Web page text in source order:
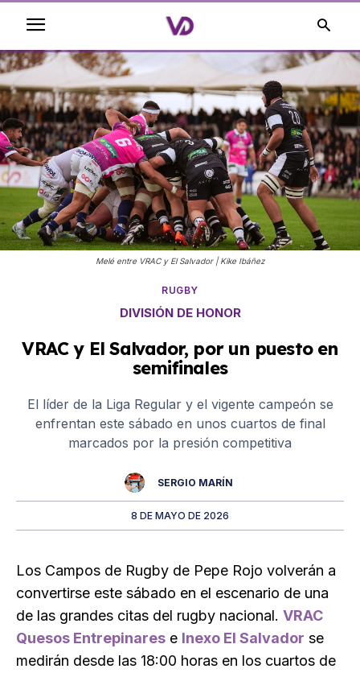
Melé entre VRAC y El Salvador | Kike Ibáñez
RUGBY
DIVISIÓN DE HONOR
VRAC y El Salvador, por un puesto en
semifinales
El líder de la Liga Regular y el vigente campeón se
enfrentan este sábado en unos cuartos de final
marcados por la presión competitiva
SERGIO MARÍN
8 DE MAYO DE 2026
Los Campos de Rugby de Pepe Rojo volverán a
convertirse este sábado en el escenario de una
de las grandes citas del rugby nacional. VRAC
Quesos Entrepinares e Inexo El Salvador se
medirán desde las 18:00 horas en los cuartos de